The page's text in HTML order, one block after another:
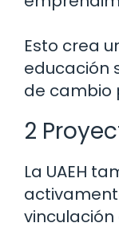
Esto crea
educación
de cambio
2
La UAEH